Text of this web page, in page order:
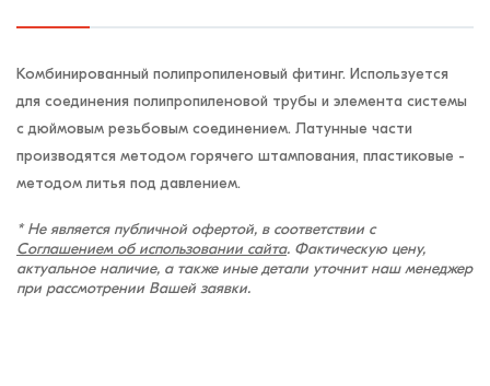
Комбинированный полипропиленовый фитинг. Используется
для соединения полипропиленовой трубы и элемента системы
с дюймовым резьбовым соединением. Латунные части
производятся методом горячего штампования, пластиковые -
методом литья под давлением.
* Не является публичной офертой, в соответствии с
Соглашением об использовании сайта. Фактическую цену,
актуальное наличие, а также иные детали уточнит наш менеджер
при рассмотрении Вашей заявки.